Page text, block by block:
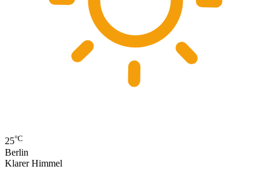
25°C
Berlin
Klarer Himmel